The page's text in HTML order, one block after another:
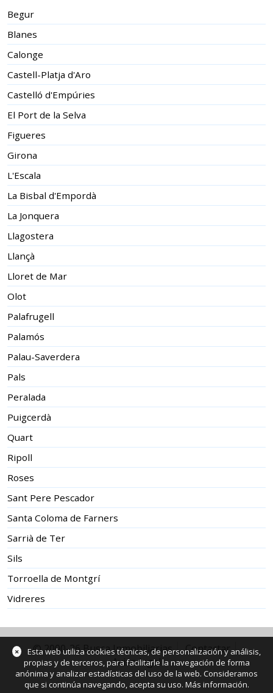
Begur
Blanes
Calonge
Castell-Platja d'Aro
Castelló d'Empúries
El Port de la Selva
Figueres
Girona
L'Escala
La Bisbal d'Empordà
La Jonquera
Llagostera
Llançà
Lloret de Mar
Olot
Palafrugell
Palamós
Palau-Saverdera
Pals
Peralada
Puigcerdà
Quart
Ripoll
Roses
Sant Pere Pescador
Santa Coloma de Farners
Sarrià de Ter
Sils
Torroella de Montgrí
Vidreres
© 2000-26 Busca Inmobiliarias
Contactar
Aviso legal
×
Esta web utiliza cookies técnicas, de personalización y análisis,
propias y de terceros, para facilitarle la navegación de forma
anónima y analizar estadísticas del uso de la web. Consideramos
que si continúa navegando, acepta su uso. Más información.